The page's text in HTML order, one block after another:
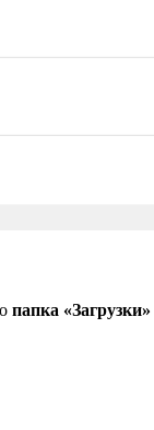
папка «Загрузки»